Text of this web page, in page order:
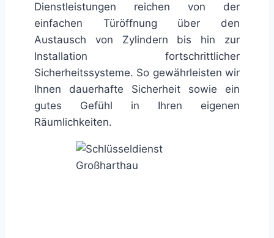
Dienstleistungen reichen von der
einfachen Türöffnung über den
Austausch von Zylindern bis hin zur
Installation fortschrittlicher
Sicherheitssysteme. So gewährleisten wir
Ihnen dauerhafte Sicherheit sowie ein
gutes Gefühl in Ihren eigenen
Räumlichkeiten.